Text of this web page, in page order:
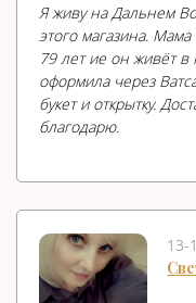
Я живу на Дальнем
этого магазина. Мама
79 лет ие он живёт в
оформила через
букет и открытку.
благодарю.
13-